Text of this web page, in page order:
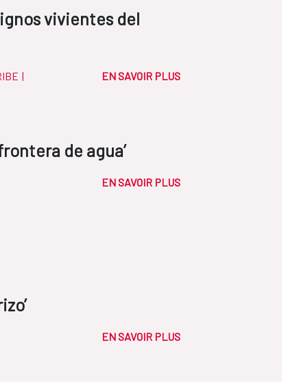
vivientes del
|
EN SAVOIR PLUS
de agua’
EN SAVOIR PLUS
EN SAVOIR PLUS